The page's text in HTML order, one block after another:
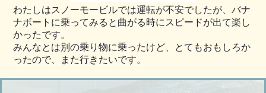
わたしはスノーモービルでは運転が不安でしたが、バナ
ナボートに乗ってみると曲がる時にスピードが出て楽し
かったです。
みんなとは別の乗り物に乗ったけど、とてもおもしろか
ったので、また行きたいです。